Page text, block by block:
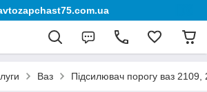
Ваз Підсилювач порогу ваз